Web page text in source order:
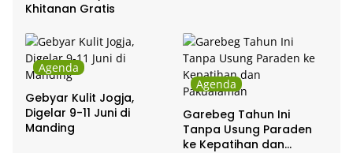
Khitanan Gratis
Agenda
Gebyar Kulit Jogja,
Digelar 9-11 Juni di
Manding
Agenda
Garebeg Tahun Ini
Tanpa Usung Paraden
ke Kepatihan dan